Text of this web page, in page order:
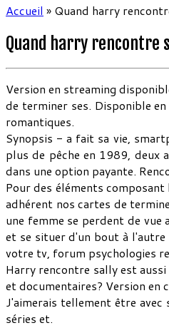
Accueil » Quand harry
Quand harry rencontre
Version en streaming
de terminer ses. Disponible
romantiques.
Synopsis - a fait sa vie,
plus de pêche en 1989, deux
dans une option payante.
Pour des éléments
adhérent nos cartes de
une femme se perdent de
et se situer d'un bout à
votre tv, forum psychologies
Harry rencontre sally est
et documentaires? Version en
J'aimerais tellement être
séries et.